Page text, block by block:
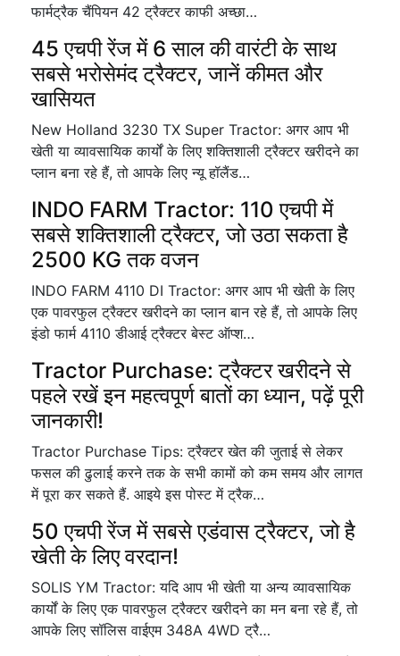
फार्मट्रैक चैंपियन 42 ट्रैक्टर काफी अच्छा…
45 एचपी रेंज में 6 साल की वारंटी के साथ
सबसे भरोसेमंद ट्रैक्टर, जानें कीमत और
खासियत
New Holland 3230 TX Super Tractor: अगर आप भी
खेती या व्यावसायिक कार्यों के लिए शक्तिशाली ट्रैक्टर खरीदने का
प्लान बना रहे हैं, तो आपके लिए न्यू हॉलैंड…
INDO FARM Tractor: 110 एचपी में
सबसे शक्तिशाली ट्रैक्टर, जो उठा सकता है
2500 KG तक वजन
INDO FARM 4110 DI Tractor: अगर आप भी खेती के लिए
एक पावरफुल ट्रैक्टर खरीदने का प्लान बान रहे हैं, तो आपके लिए
इंडो फार्म 4110 डीआई ट्रैक्टर बेस्ट ऑप्श…
Tractor Purchase: ट्रैक्टर खरीदने से
पहले रखें इन महत्वपूर्ण बातों का ध्यान, पढ़ें पूरी
जानकारी!
Tractor Purchase Tips: ट्रैक्टर खेत की जुताई से लेकर
फसल की ढुलाई करने तक के सभी कामों को कम समय और लागत
में पूरा कर सकते हैं. आइये इस पोस्ट में ट्रैक…
50 एचपी रेंज में सबसे एडंवास ट्रैक्टर, जो है
खेती के लिए वरदान!
SOLIS YM Tractor: यदि आप भी खेती या अन्य व्यावसायिक
कार्यों के लिए एक पावरफुल ट्रैक्टर खरीदने का मन बना रहे हैं, तो
आपके लिए सॉलिस वाईएम 348A 4WD ट्रै…